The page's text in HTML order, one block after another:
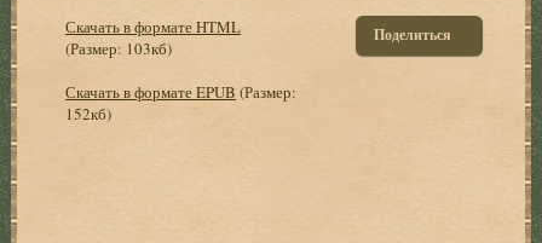
Скачать в формате HTML
(Размер: 103кб)
Скачать в формате EPUB (Размер:
152кб)
Поделиться